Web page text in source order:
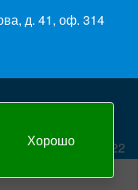
д. 41, оф. 314
"Всезнаки.рф" 2022
- Panteon WS
Хорошо